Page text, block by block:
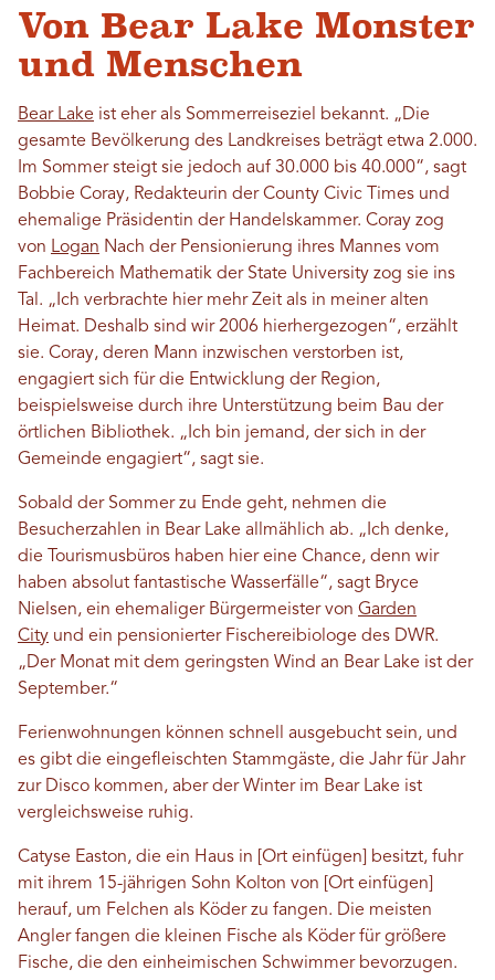
Von Bear Lake Monster
und Menschen
Bear Lake ist eher als Sommerreiseziel bekannt. „Die
gesamte Bevölkerung des Landkreises beträgt etwa 2.000.
Im Sommer steigt sie jedoch auf 30.000 bis 40.000“, sagt
Bobbie Coray, Redakteurin der County Civic Times und
ehemalige Präsidentin der Handelskammer. Coray zog
von Logan Nach der Pensionierung ihres Mannes vom
Fachbereich Mathematik der State University zog sie ins
Tal. „Ich verbrachte hier mehr Zeit als in meiner alten
Heimat. Deshalb sind wir 2006 hierhergezogen“, erzählt
sie. Coray, deren Mann inzwischen verstorben ist,
engagiert sich für die Entwicklung der Region,
beispielsweise durch ihre Unterstützung beim Bau der
örtlichen Bibliothek. „Ich bin jemand, der sich in der
Gemeinde engagiert“, sagt sie.
Sobald der Sommer zu Ende geht, nehmen die
Besucherzahlen in Bear Lake allmählich ab. „Ich denke,
die Tourismusbüros haben hier eine Chance, denn wir
haben absolut fantastische Wasserfälle“, sagt Bryce
Nielsen, ein ehemaliger Bürgermeister von Garden
City und ein pensionierter Fischereibiologe des DWR.
„Der Monat mit dem geringsten Wind an Bear Lake ist der
September.“
Ferienwohnungen können schnell ausgebucht sein, und
es gibt die eingefleischten Stammgäste, die Jahr für Jahr
zur Disco kommen, aber der Winter im Bear Lake ist
vergleichsweise ruhig.
Catyse Easton, die ein Haus in [Ort einfügen] besitzt, fuhr
mit ihrem 15-jährigen Sohn Kolton von [Ort einfügen]
herauf, um Felchen als Köder zu fangen. Die meisten
Angler fangen die kleinen Fische als Köder für größere
Fische, die den einheimischen Schwimmer bevorzugen.